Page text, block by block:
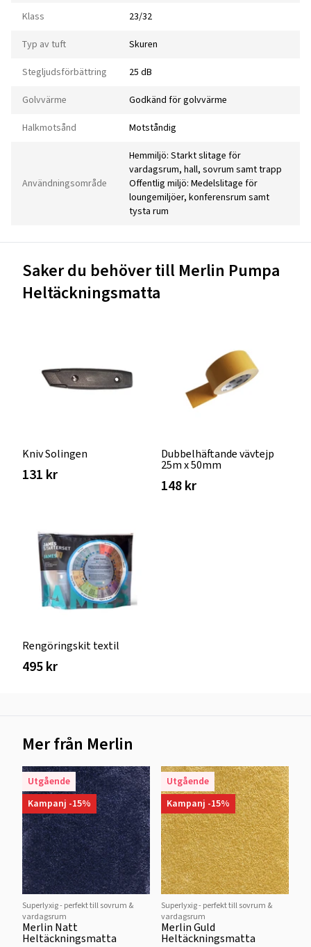
Klass 23/32
Typ av tuft Skuren
Stegljudsförbättring 25 dB
Golvvärme Godkänd för golvvärme
Halkmotsånd Motståndig
Användningsområde
Hemmiljö: Starkt slitage för
vardagsrum, hall, sovrum samt trapp
Offentlig miljö: Medelslitage för
loungemiljöer, konferensrum samt
tysta rum
Saker du behöver till Merlin Pumpa
Heltäckningsmatta
Kniv Solingen
131 kr
Dubbelhäftande vävtejp
25m x 50mm
148 kr
Rengöringskit textil
495 kr
Mer från Merlin
Utgående
Kampanj -15%
Superlyxig - perfekt till sovrum &
vardagsrum
Merlin Natt
Heltäckningsmatta
Utgående
Kampanj -15%
Superlyxig - perfekt till sovrum &
vardagsrum
Merlin Guld
Heltäckningsmatta